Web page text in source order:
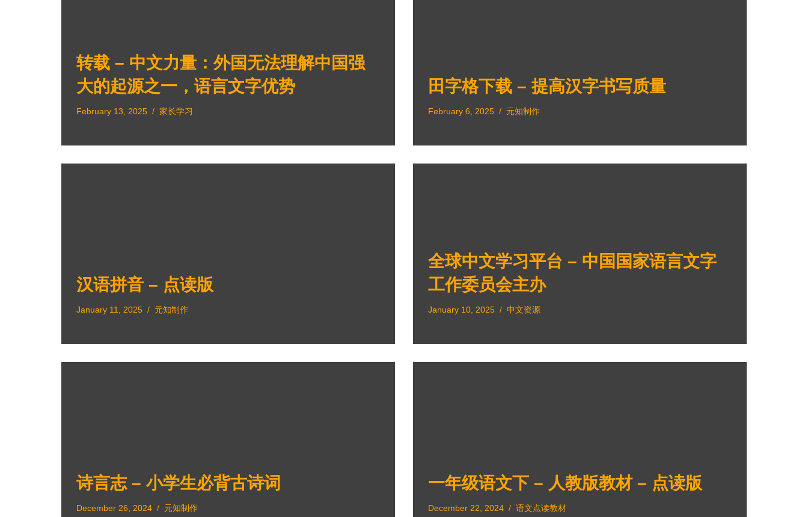
转载 – 中文力量：外国无法理解中国强
大的起源之一，语言文字优势
February 13, 2025 家长学习
田字格下载 – 提高汉字书写质量
February 6, 2025 元知制作
汉语拼音 – 点读版
January 11, 2025 元知制作
全球中文学习平台 – 中国国家语言文字
工作委员会主办
January 10, 2025 中文资源
诗言志 – 小学生必背古诗词
December 26, 2024 元知制作
一年级语文下 – 人教版教材 – 点读版
December 22, 2024 语文点读教材